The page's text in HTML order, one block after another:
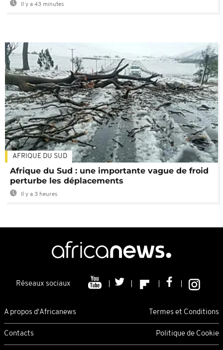
Il y a 43 minutes
AFRIQUE DU SUD
Afrique du Sud : une importante vague de froid
perturbe les déplacements
Il y a 3 heures
Réseaux sociaux
A propos d'Africanews Termes et Conditions
Contacts Politique de Cookie